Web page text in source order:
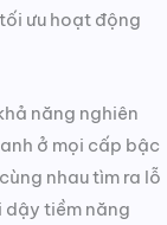
ưu hoạt động
năng nghiên
ở mọi cấp bậc
nhau tìm ra lỗ
dậy tiềm năng